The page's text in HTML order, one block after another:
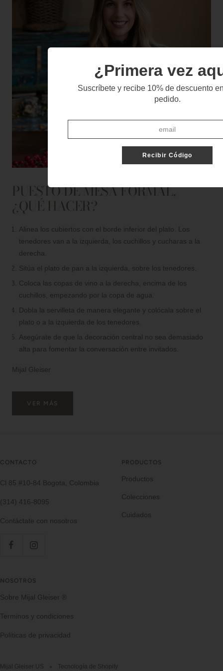
PUESTO DE MESA FORMAL,
¿QUÉ HACER?
Alinea los cubiertos con el borde inferior del plato. Los
tenedores van a la izquierda, los cuchillos y cucharas a la
derecha.
Sitúa el plato de pan a la izquierda, sobre los tenedores.
Coloca las copas de vino a la derecha, encima de los
cuchillos, empezando por la copa de agua.
Dobla la servilleta de manera elegante y colócala sobre el
plato o a la izquierda de los tenedores.
Asegúrate de que la decoración central no sea demasiado
alta para fomentar la conversación entre invitados.
Mijal Gleiser
VER MÁS
CONTACTO
Cl 85 #10-84 Bogota, Colombia
(314) 416-8095
Contáctate con nosotros
PRODUCTOS
Productos
Colecciones
Cuidados
NOSOTROS
Sobre Mijal Gleiser ®
Terminos y condiciones
Políticas de privacidad
Mijal Gleiser US Tecnología de Shopify
¿Primera vez
Suscríbete y recibe 10% de descuento
pedido.
Recibir Código